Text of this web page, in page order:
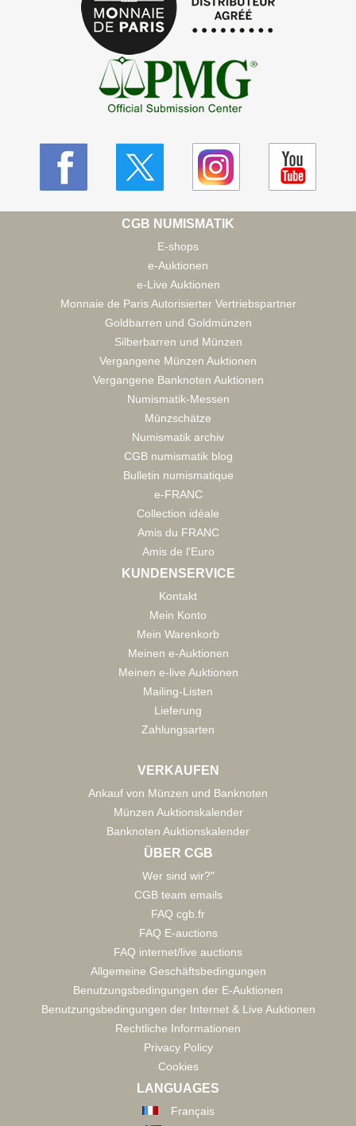
CGB NUMISMATIK
E-shops
e-Auktionen
e-Live Auktionen
Monnaie de Paris Autorisierter Vertriebspartner
Goldbarren und Goldmünzen
Silberbarren und Münzen
Vergangene Münzen Auktionen
Vergangene Banknoten Auktionen
Numismatik-Messen
Münzschätze
Numismatik archiv
CGB numismatik blog
Bulletin numismatique
e-FRANC
Collection idéale
Amis du FRANC
Amis de l'Euro
KUNDENSERVICE
Kontakt
Mein Konto
Mein Warenkorb
Meinen e-Auktionen
Meinen e-live Auktionen
Mailing-Listen
Lieferung
Zahlungsarten
VERKAUFEN
Ankauf von Münzen und Banknoten
Münzen Auktionskalender
Banknoten Auktionskalender
ÜBER CGB
Wer sind wir?"
CGB team emails
FAQ cgb.fr
FAQ E-auctions
FAQ internet/live auctions
Allgemeine Geschäftsbedingungen
Benutzungsbedingungen der E-Auktionen
Benutzungsbedingungen der Internet & Live Auktionen
Rechtliche Informationen
Privacy Policy
Cookies
LANGUAGES
Français